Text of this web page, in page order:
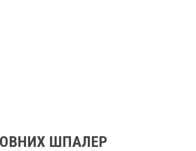
ШПАЛЕР